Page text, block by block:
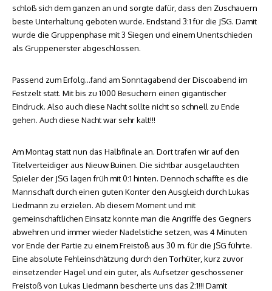
schloß sich dem ganzen an und sorgte dafür, dass den Zuschauern
beste Unterhaltung geboten wurde. Endstand 3:1 für die JSG. Damit
wurde die Gruppenphase mit 3 Siegen und einem Unentschieden
als Gruppenerster abgeschlossen.
Passend zum Erfolg…fand am Sonntagabend der Discoabend im
Festzelt statt. Mit bis zu 1000 Besuchern einen gigantischer
Eindruck. Also auch diese Nacht sollte nicht so schnell zu Ende
gehen. Auch diese Nacht war sehr kalt!!!
Am Montag statt nun das Halbfinale an. Dort trafen wir auf den
Titelverteidiger aus Nieuw Buinen. Die sichtbar ausgelauchten
Spieler der JSG lagen früh mit 0:1 hinten. Dennoch schaffte es die
Mannschaft durch einen guten Konter den Ausgleich durch Lukas
Liedmann zu erzielen. Ab diesem Moment und mit
gemeinschaftlichen Einsatz konnte man die Angriffe des Gegners
abwehren und immer wieder Nadelstiche setzen, was 4 Minuten
vor Ende der Partie zu einem Freistoß aus 30 m. für die JSG führte.
Eine absolute Fehleinschätzung durch den Torhüter, kurz zuvor
einsetzender Hagel und ein guter, als Aufsetzer geschossener
Freistoß von Lukas Liedmann bescherte uns das 2:1!!! Damit